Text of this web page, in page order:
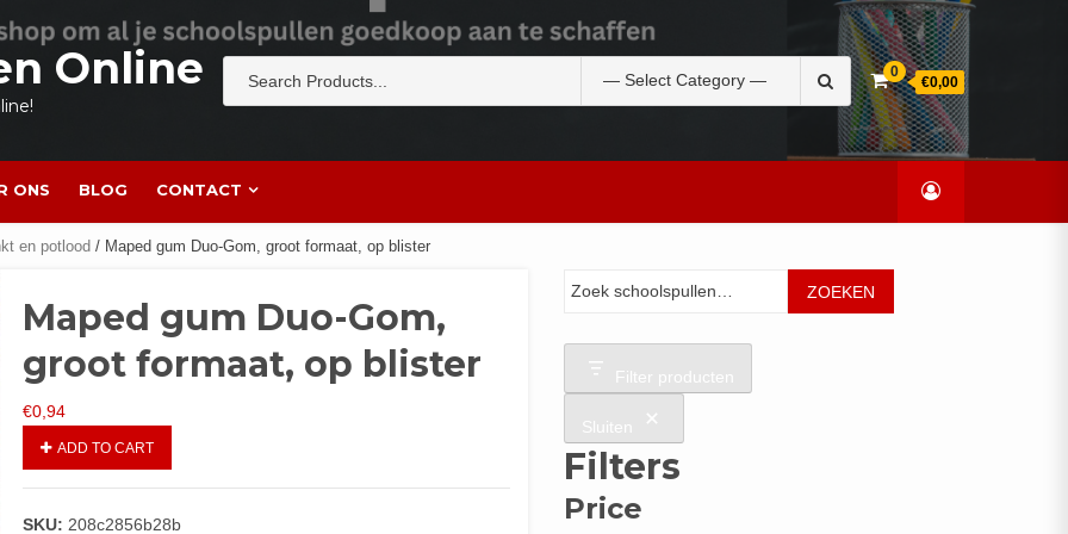
Online
naar:
0
€0,00
ONS BLOG CONTACT
en potlood / Maped gum Duo-Gom, groot formaat, op blister
Maped gum Duo-Gom,
groot formaat, op blister
€0,94
ADD TO CART
SKU: 208c2856b28b
ZOEKEN
Filter producten
Sluiten
Filters
Price